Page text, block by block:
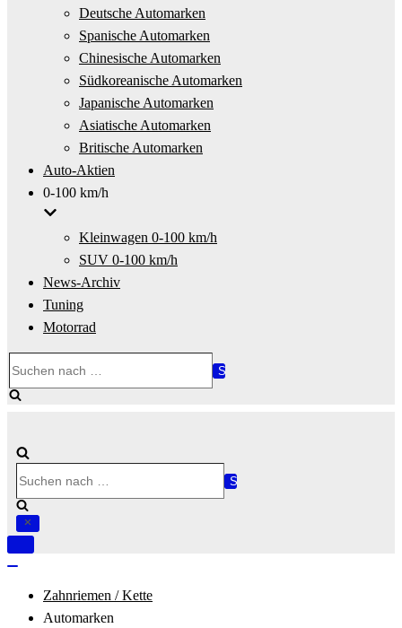
Deutsche Automarken
Spanische Automarken
Chinesische Automarken
Südkoreanische Automarken
Japanische Automarken
Asiatische Automarken
Britische Automarken
Auto-Aktien
0-100 km/h
Kleinwagen 0-100 km/h
SUV 0-100 km/h
News-Archiv
Tuning
Motorrad
nach …
nach …
Navigation
Zahnriemen / Kette
Automarken